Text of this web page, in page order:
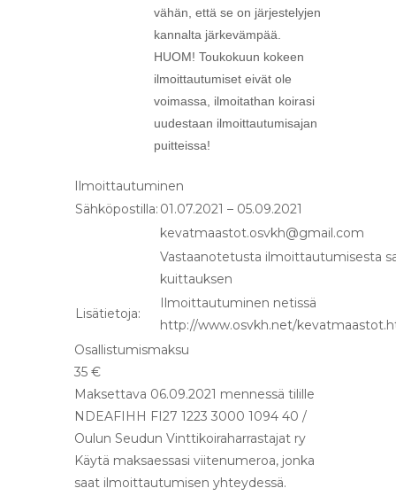
vähän, että se on järjestelyjen
kannalta järkevämpää.
HUOM! Toukokuun kokeen
ilmoittautumiset eivät ole
voimassa, ilmoitathan koirasi
uudestaan ilmoittautumisajan
puitteissa!
Ilmoittautuminen
Sähköpostilla: 01.07.2021 – 05.09.2021
kevatmaastot.osvkh@gmail.com
Vastaanotetusta ilmoittautumisesta
kuittauksen
Lisätietoja:
Ilmoittautuminen netissä
http://www.osvkh.net/
Osallistumismaksu
35 €
Maksettava 06.09.2021 mennessä tilille
NDEAFIHH FI27 1223 3000 1094 40 /
Oulun Seudun Vinttikoiraharrastajat ry
Käytä maksaessasi viitenumeroa, jonka
saat ilmoittautumisen yhteydessä.